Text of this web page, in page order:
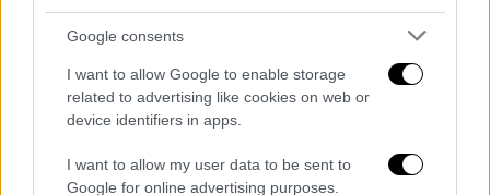
Google consents
I want to allow Google to enable storage
related to advertising like cookies on web or
device identifiers in apps.
I want to allow my user data to be sent to
Google for online advertising purposes.
Σημειώνεται ότι από τότε που οι ρωσικές
δυνάμεις εισήλθαν στην Ουκρανία τον
Φεβρουάριο, ο Ζελένσκι προέτρεψε την ΕΕ
να αρνηθεί τη χορήγηση βίζας στους Ρώσους
επισκέπτες. Ο ρωσικός λαός, δήλωσε στην
Washington Postνωρίτερα αυτό το μήνα, "θα
πρέπει να ζει στον δικό του κόσμο μέχρι να